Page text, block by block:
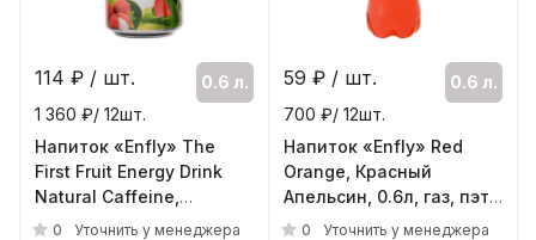
114 ₽ / шт.
0.6 л.
1 360 ₽/ 12шт.
Напиток «Enfly» The
First Fruit Energy Drink
Natural Caffeine,
Энергетический 0.45л,
0 Уточнить у менеджера
59 ₽ / шт.
0.6 л.
700 ₽/ 12шт.
Напиток «Enfly» Red
Orange, Красный
Апельсин, 0.6л, газ, пэт
( 12шт./уп. )
0 Уточнить у менеджера